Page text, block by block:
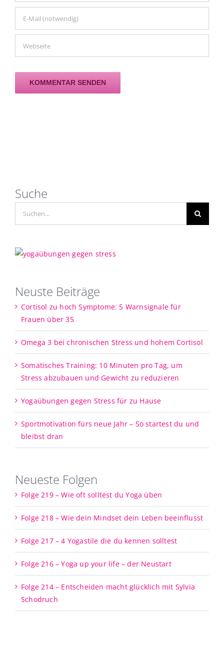
Suche
Neuste Beiträge
Cortisol zu hoch Symptome: 5 Warnsignale für
Frauen über 35
Omega 3 bei chronischen Stress und hohem Cortisol
Somatisches Training: 10 Minuten pro Tag, um
Stress abzubauen und Gewicht zu reduzieren
Yogaübungen gegen Stress für zu Hause
Sportmotivation fürs neue Jahr – So startest du und
bleibst dran
Neueste Folgen
Folge 219 – Wie oft solltest du Yoga üben
Folge 218 – Wie dein Mindset dein Leben beeinflusst
Folge 217 – 4 Yogastile die du kennen solltest
Folge 216 – Yoga up your life – der Neustart
Folge 214 – Entscheiden macht glücklich mit Sylvia
Schodruch